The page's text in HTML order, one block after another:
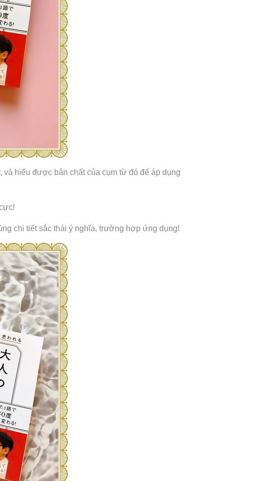
hiểu được bản chất của cụm từ đó để áp dụng
chi tiết sắc thái ý nghĩa, trường hợp ứng dụng!